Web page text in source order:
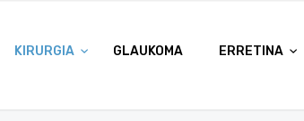
KIRURGIA GLAUKOMA ERRETINA